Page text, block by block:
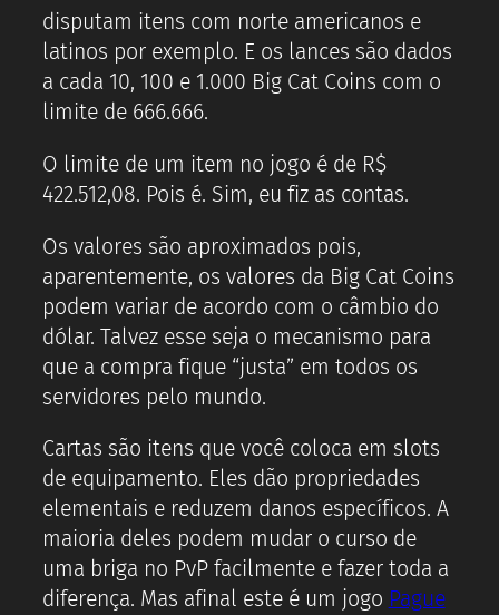
disputam itens com norte americanos e
latinos por exemplo. E os lances são dados
a cada 10, 100 e 1.000 Big Cat Coins com o
limite de 666.666.
O limite de um item no jogo é de R$
422.512,08. Pois é. Sim, eu fiz as contas.
Os valores são aproximados pois,
aparentemente, os valores da Big Cat Coins
podem variar de acordo com o câmbio do
dólar. Talvez esse seja o mecanismo para
que a compra fique “justa” em todos os
servidores pelo mundo.
Cartas são itens que você coloca em slots
de equipamento. Eles dão propriedades
elementais e reduzem danos específicos. A
maioria deles podem mudar o curso de
uma briga no PvP facilmente e fazer toda a
diferença. Mas afinal este é um jogo Pague